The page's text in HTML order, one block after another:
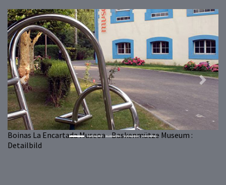
Boinas La Encartada Museoa - Baskenmütze Museum :
Detailbild
Previous Next